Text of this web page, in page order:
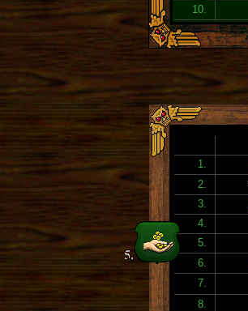
10.
1.
2.
3.
4.
5.
6.
7.
8.